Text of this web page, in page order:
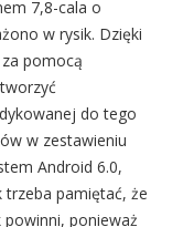
7,8-cala o
w rysik. Dzięki
pomocą
do tego
w zestawieniu
Android 6.0,
trzeba pamiętać, że
powinni, ponieważ